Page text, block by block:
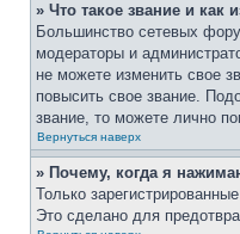
» Что такое звание и как
Большинство сетевых
модераторы и
не можете изменить свое
повысить свое звание.
звание, то можете лично
Вернуться наверх
» Почему, когда я
Только
Это сделано для